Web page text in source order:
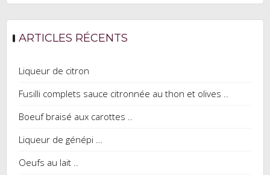
ARTICLES RÉCENTS
Liqueur de citron
Fusilli complets sauce citronnée au thon et olives ..
Boeuf braisé aux carottes ..
Liqueur de génépi …
Oeufs au lait ..